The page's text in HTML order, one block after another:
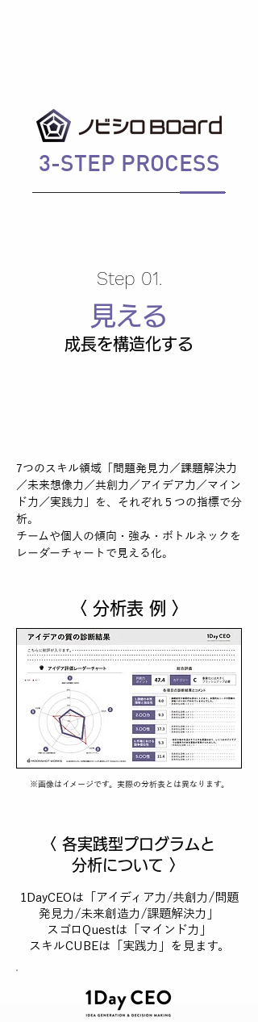
3-STEP PROCESS
Step 01.
見える
成長を構造化する
7つのスキル領域「問題発見力／課題解決力
／未来想像力／共創力／アイデア力／マイン
ド力／実践力」を、それぞれ５つの指標で分
析。
チームや個人の傾向・強み・ボトルネックを
レーダーチャートで見える化。
〈 分析表 例 〉
※画像はイメージです。実際の分析表とは異なります。
〈​ 各実践型プログラムと
分析について 〉
1DayCEOは「アイディア力/共創力/問題
発見力/未来創造力/課題解決力」
​スゴロQuestは「マインド力」
​スキルCUBEは「実践力」を見ます。